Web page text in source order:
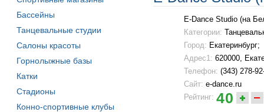
Бассейны
Танцевальные студии
Салоны красоты
Горнолыжные базы
Катки
Стадионы
Конно-спортивные клубы
E-Dance Studio (на
Категории:
Город: Екатеринбург;
Адрес1: 620000,
Телефон: (343) 278-
Сайт: e-dance.ru
Рейтинг: 40